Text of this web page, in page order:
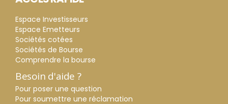
Espace Investisseurs
Espace Emetteurs
Sociétés cotées
Sociétés de Bourse
Comprendre la bourse
Besoin d'aide ?
Pour poser une question
Pour soumettre une réclamation